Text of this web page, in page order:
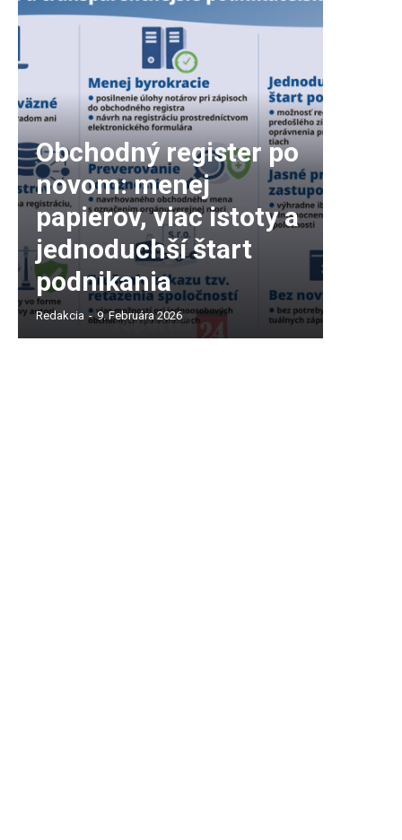
Obchodný register po
novom: menej
papierov, viac istoty a
jednoduchší štart
podnikania
Redakcia - 9. Februára 2026